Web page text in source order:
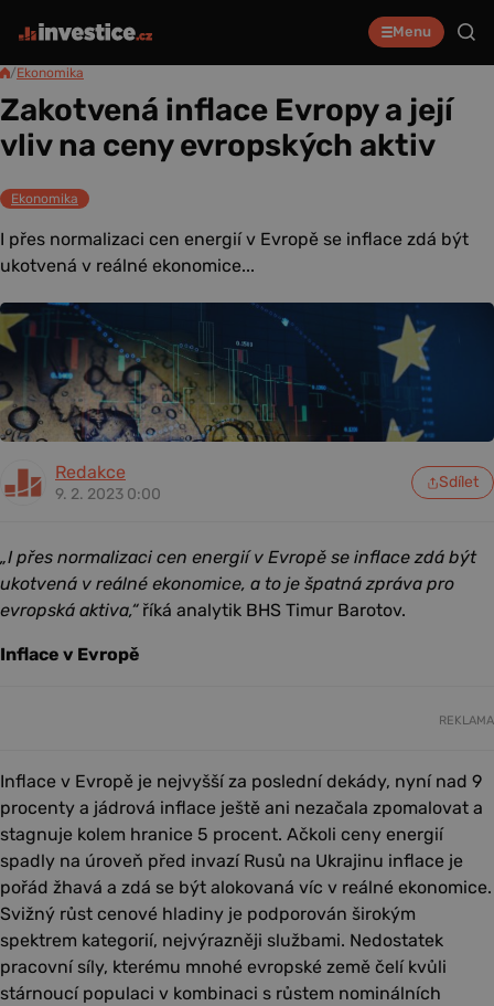
Menu
/Ekonomika
Zakotvená inflace Evropy a její
vliv na ceny evropských aktiv
Ekonomika
I přes normalizaci cen energií v Evropě se inflace zdá být
ukotvená v reálné ekonomice...
Redakce
9. 2. 2023 0:00
Sdílet
„I přes normalizaci cen energií v Evropě se inflace zdá být
ukotvená v reálné ekonomice, a to je špatná zpráva pro
evropská aktiva,“říká analytik BHS Timur Barotov.
Inflace v Evropě
REKLAMA
Inflace v Evropě je nejvyšší za poslední dekády, nyní nad 9
procenty a jádrová inflace ještě ani nezačala zpomalovat a
stagnuje kolem hranice 5 procent. Ačkoli ceny energií
spadly na úroveň před invazí Rusů na Ukrajinu inflace je
pořád žhavá a zdá se být alokovaná víc v reálné ekonomice.
Svižný růst cenové hladiny je podporován širokým
spektrem kategorií, nejvýrazněji službami. Nedostatek
pracovní síly, kterému mnohé evropské země čelí kvůli
stárnoucí populaci v kombinaci s růstem nominálních